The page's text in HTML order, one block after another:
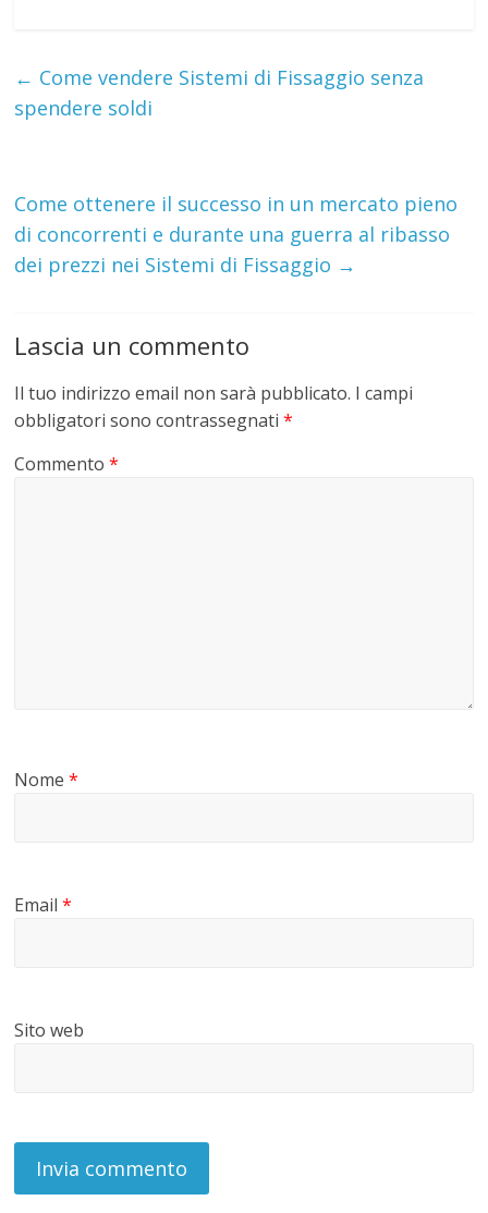
← Come vendere Sistemi di Fissaggio senza
spendere soldi
Come ottenere il successo in un mercato pieno
di concorrenti e durante una guerra al ribasso
dei prezzi nei Sistemi di Fissaggio →
Lascia un commento
Il tuo indirizzo email non sarà pubblicato. I campi
obbligatori sono contrassegnati*
Commento*
Nome*
Email*
Sito web